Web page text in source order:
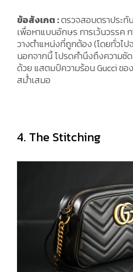
ข้อสังเกต :ตรวจสอบตราประทั
เพื่อหาแบบอักษร การเว้นวรรค
วางตำแหน่งที่ถูกต้อง (โดยทั่วไป
นอกจากนี้ โปรดคำนึงถึงความชั
ด้วย แสตมป์ความร้อน Gucci ขอ
สม่ำเสมอ
4. The Stitching